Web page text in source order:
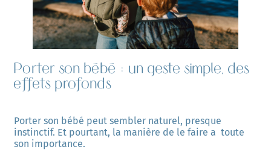
Porter son bébé : un geste simple, des
effets profonds
Porter son bébé peut sembler naturel, presque
instinctif. Et pourtant, la manière de le faire a  toute
son importance.